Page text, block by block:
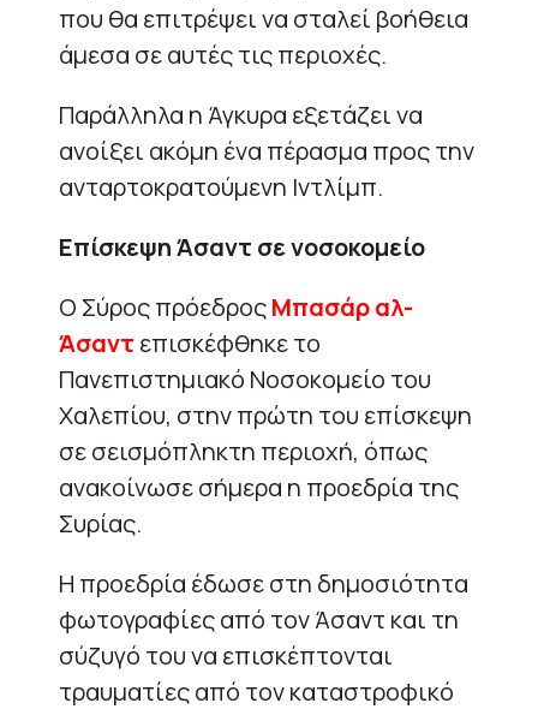
που θα επιτρέψει να σταλεί βοήθεια
άμεσα σε αυτές τις περιοχές.
Παράλληλα η Άγκυρα εξετάζει να
ανοίξει ακόμη ένα πέρασμα προς την
ανταρτοκρατούμενη Ιντλίμπ.
Επίσκεψη Άσαντ σε νοσοκομείο
Ο Σύρος πρόεδροςΜπασάρ αλ-
Άσαντ επισκέφθηκε το
Πανεπιστημιακό Νοσοκομείο του
Χαλεπίου, στην πρώτη του επίσκεψη
σε σεισμόπληκτη περιοχή, όπως
ανακοίνωσε σήμερα η προεδρία της
Συρίας.
Η προεδρία έδωσε στη δημοσιότητα
φωτογραφίες από τον Άσαντ και τη
σύζυγό του να επισκέπτονται
τραυματίες από τον καταστροφικό